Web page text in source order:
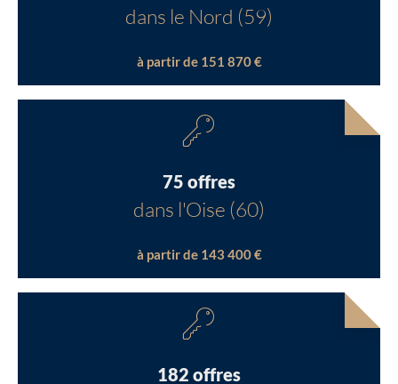
dans le Nord (59)
à partir de 151 870 €
75 offres
dans l'Oise (60)
à partir de 143 400 €
182 offres